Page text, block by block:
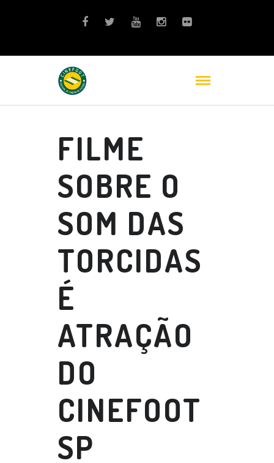
FILME
SOBRE O
SOM DAS
TORCIDAS
É
ATRAÇÃO
DO
CINEFOOT
SP